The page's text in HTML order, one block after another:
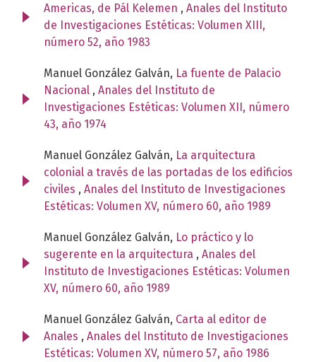
Americas, de Pál Kelemen , Anales del Instituto
de Investigaciones Estéticas: Volumen XIII,
número 52, año 1983
Manuel González Galván, La fuente de Palacio
Nacional , Anales del Instituto de
Investigaciones Estéticas: Volumen XII, número
43, año 1974
Manuel González Galván, La arquitectura
colonial a través de las portadas de los edificios
civiles , Anales del Instituto de Investigaciones
Estéticas: Volumen XV, número 60, año 1989
Manuel González Galván, Lo práctico y lo
sugerente en la arquitectura , Anales del
Instituto de Investigaciones Estéticas: Volumen
XV, número 60, año 1989
Manuel González Galván, Carta al editor de
Anales , Anales del Instituto de Investigaciones
Estéticas: Volumen XV, número 57, año 1986